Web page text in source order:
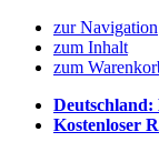
zur Navigation
zum Inhalt
zum
Deutschland:
Kostenloser